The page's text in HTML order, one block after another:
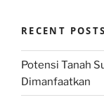
RECENT POSTS
Potensi Tanah
Dimanfaatkan